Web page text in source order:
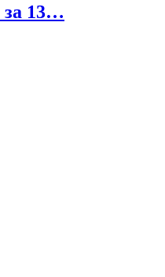
за 13…